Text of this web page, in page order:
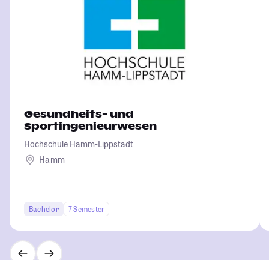
Gesundheits- und
Sportingenieurwesen
Hochschule Hamm-Lippstadt
Hamm
Bachelor 7 Semester